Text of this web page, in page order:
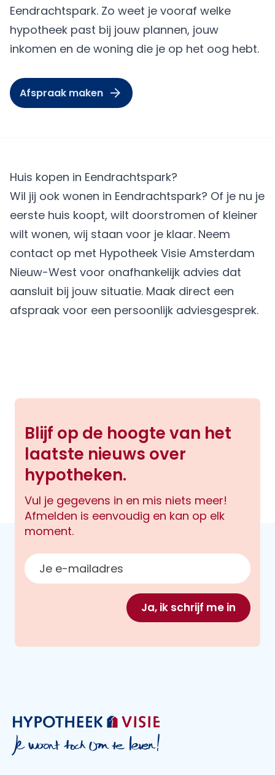
Eendrachtspark. Zo weet je vooraf welke
hypotheek past bij jouw plannen, jouw
inkomen en de woning die je op het oog hebt.
Afspraak maken
Huis kopen in Eendrachtspark?
Wil jij ook wonen in Eendrachtspark? Of je nu je
eerste huis koopt, wilt doorstromen of kleiner
wilt wonen, wij staan voor je klaar. Neem
contact op met Hypotheek Visie Amsterdam
Nieuw-West voor onafhankelijk advies dat
aansluit bij jouw situatie. Maak direct een
afspraak voor een persoonlijk adviesgesprek.
Blijf op de hoogte van het
laatste nieuws over
hypotheken.
Vul je gegevens in en mis niets meer!
Afmelden is eenvoudig en kan op elk
moment.
E-mailadres
Ja, ik schrijf me in